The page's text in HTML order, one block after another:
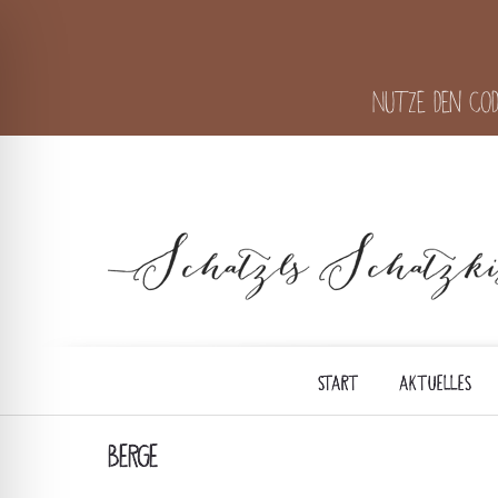
Nutze den
START AKTUELLES
BERGE